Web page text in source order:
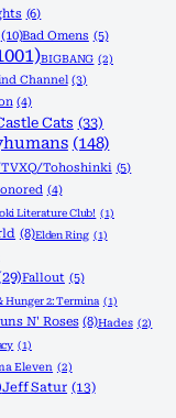
(6)
(10)Bad Omens (5)
BIGBANG (2)
Channel (3)
(4)
Cats (33)
(148)
Tohoshinki (5)
(4)
Literature Club! (1)
(8)Elden Ring (1)
Fallout (5)
Hunger 2: Termina (1)
N' Roses (8)Hades (2)
(1)
Eleven (2)
Jeff Satur (13)